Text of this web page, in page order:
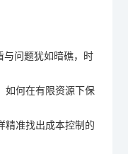
与问题犹如暗礁，时
如何在有限资源下保
精准找出成本控制的